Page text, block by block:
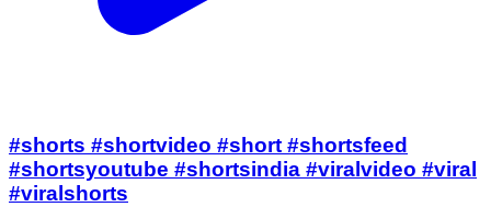
#shorts #shortvideo #short #shortsfeed
#shortsyoutube #shortsindia #viralvideo #viral
#viralshorts